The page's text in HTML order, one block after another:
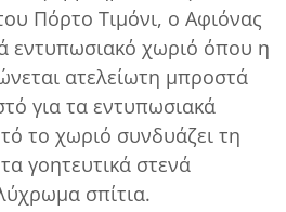
Πόρτο Τιμόνι, ο Αφιόνας
εντυπωσιακό χωριό όπου η
ατελείωτη μπροστά
για τα εντυπωσιακά
το χωριό συνδυάζει τη
γοητευτικά στενά
σπίτια.